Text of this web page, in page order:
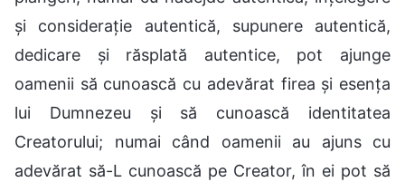
și considerație autentică, supunere autentică,
dedicare și răsplată autentice, pot ajunge
oamenii să cunoască cu adevărat firea și esența
lui Dumnezeu și să cunoască identitatea
Creatorului; numai când oamenii au ajuns cu
adevărat să-L cunoască pe Creator, în ei pot să